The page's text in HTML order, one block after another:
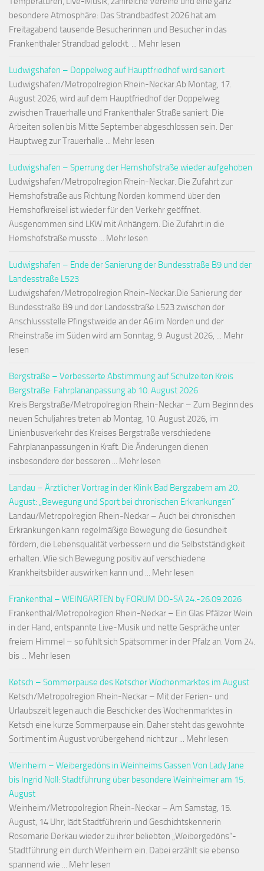
besondere Atmosphäre: Das Strandbadfest 2026 hat am
Freitagabend tausende Besucherinnen und Besucher in das
Frankenthaler Strandbad gelockt. ... Mehr lesen
Ludwigshafen – Doppelweg auf Hauptfriedhof wird saniert
Ludwigshafen/Metropolregion Rhein-Neckar.Ab Montag, 17.
August 2026, wird auf dem Hauptfriedhof der Doppelweg
zwischen Trauerhalle und Frankenthaler Straße saniert. Die
Arbeiten sollen bis Mitte September abgeschlossen sein. Der
Hauptweg zur Trauerhalle ... Mehr lesen
Ludwigshafen – Sperrung der Hemshofstraße wieder aufgehoben
Ludwigshafen/Metropolregion Rhein-Neckar. Die Zufahrt zur
Hemshofstraße aus Richtung Norden kommend über den
Hemshofkreisel ist wieder für den Verkehr geöffnet.
Ausgenommen sind LKW mit Anhängern. Die Zufahrt in die
Hemshofstraße musste ... Mehr lesen
Ludwigshafen – Ende der Sanierung der Bundesstraße B9 und der
Landesstraße L523
Ludwigshafen/Metropolregion Rhein-Neckar.Die Sanierung der
Bundesstraße B9 und der Landesstraße L523 zwischen der
Anschlussstelle Pfingstweide an der A6 im Norden und der
Rheinstraße im Süden wird am Sonntag, 9. August 2026, ... Mehr
lesen
Bergstraße – Verbesserte Abstimmung auf Schulzeiten Kreis
Bergstraße: Fahrplananpassung ab 10. August 2026
Kreis Bergstraße/Metropolregion Rhein-Neckar – Zum Beginn des
neuen Schuljahres treten ab Montag, 10. August 2026, im
Linienbusverkehr des Kreises Bergstraße verschiedene
Fahrplananpassungen in Kraft. Die Änderungen dienen
insbesondere der besseren ... Mehr lesen
Landau – Ärztlicher Vortrag in der Klinik Bad Bergzabern am 20.
August: „Bewegung und Sport bei chronischen Erkrankungen“
Landau/Metropolregion Rhein-Neckar – Auch bei chronischen
Erkrankungen kann regelmäßige Bewegung die Gesundheit
fördern, die Lebensqualität verbessern und die Selbstständigkeit
erhalten. Wie sich Bewegung positiv auf verschiedene
Krankheitsbilder auswirken kann und ... Mehr lesen
Frankenthal – WEINGARTEN by FORUM DO-SA 24.-26.09.2026
Frankenthal/Metropolregion Rhein-Neckar – Ein Glas Pfälzer Wein
in der Hand, entspannte Live-Musik und nette Gespräche unter
freiem Himmel – so fühlt sich Spätsommer in der Pfalz an. Vom 24.
bis ... Mehr lesen
Ketsch – Sommerpause des Ketscher Wochenmarktes im August
Ketsch/Metropolregion Rhein-Neckar – Mit der Ferien- und
Urlaubszeit legen auch die Beschicker des Wochenmarktes in
Ketsch eine kurze Sommerpause ein. Daher steht das gewohnte
Sortiment im August vorübergehend nicht zur ... Mehr lesen
Weinheim – Weibergedöns in Weinheims Gassen Von Lady Jane
bis Ingrid Noll: Stadtführung über besondere Weinheimer am 15.
August
Weinheim/Metropolregion Rhein-Neckar – Am Samstag, 15.
August, 14 Uhr, lädt Stadtführerin und Geschichtskennerin
Rosemarie Derkau wieder zu ihrer beliebten „Weibergedöns“-
Stadtführung ein durch Weinheim ein. Dabei erzählt sie ebenso
spannend wie ... Mehr lesen